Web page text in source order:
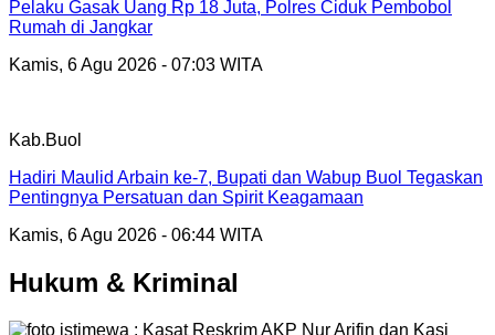
Pelaku Gasak Uang Rp 18 Juta, Polres Ciduk Pembobol
Rumah di Jangkar
Kamis, 6 Agu 2026 - 07:03 WITA
Kab.Buol
Hadiri Maulid Arbain ke-7, Bupati dan Wabup Buol Tegaskan
Pentingnya Persatuan dan Spirit Keagamaan
Kamis, 6 Agu 2026 - 06:44 WITA
Hukum & Kriminal